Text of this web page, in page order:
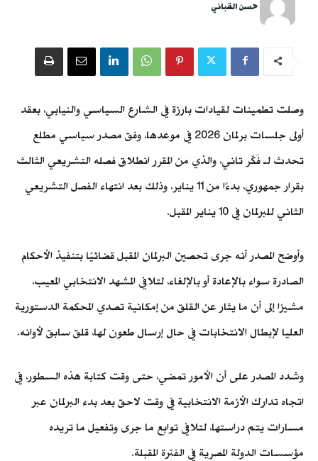
حسن القباني
وصلت تطمينات لقيادات بارزة في الشارع السياسي والنيابي، بعقد
أولى جلسات برلمان 2026 في موعدها، وفق مصدر سياسي مطلع
تحدث لـ فَكّر تاني، والذي من المقرر انطلاق فصله التشريعي الثالث
بقرار جمهوري، بدءًا من 11 يناير، وذلك بعد انتهاء الفصل التشريعي
الثاني للبرلمان في 10 يناير المقبل.
وأوضح المصدر أنه جرى تحصين البرلمان المقبل قضائيًا بتنفيذ الأحكام
الصادرة سواء بالإعادة أو بالإلغاء، لتلافي المشهد الانتخابي المعيب،
مشيرًا إلى أن ما يثار عن القلق من إمكانية تصدي المحكمة الدستورية
العليا لإبطال الانتخابات في حال إرسال طعون لها، قلق سابق لأوانه.
وشدد المصدر على أن الأمور تمضي، حتى وقت كتابة هذه السطور، في
اتجاه تدارك الأزمة الانتخابية في وقت لاحق بعد بدء البرلمان عبر
مسارات يتم دراستها، لتلافي توابع ما جرى وتفعيل ما تريده
مؤسسات الدولة المصرية في الفترة المقبلة.